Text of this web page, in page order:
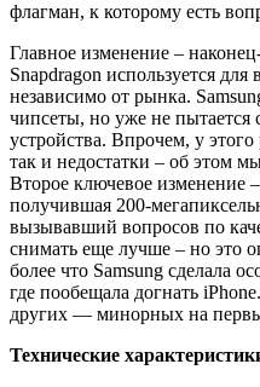
Главное изменение –
Snapdragon используется
независимо от рынка.
чипсеты, но уже не пытается
устройства. Впрочем, у
так и недостатки – об этом
Второе ключевое изменение
получившая 200-
вызывавший вопросов по
снимать еще лучше – но это
более что Samsung сделала
где пообещала догнать
других — минорных на
Технические